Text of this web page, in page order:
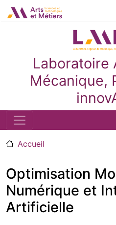
Aller au contenu principal
Laboratoire
Mécanique,
Logo_image
Accueil
Optimisation
Numérique et
Artificielle